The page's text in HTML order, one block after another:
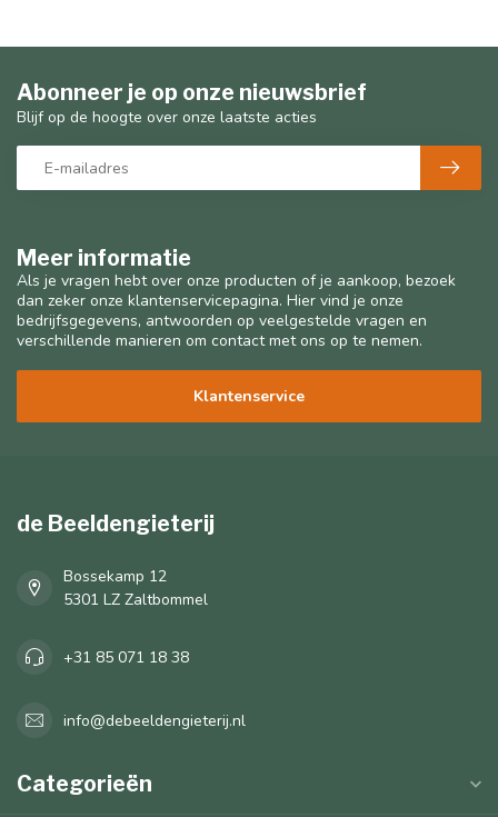
Meer informatie
Als je vragen hebt over onze producten of je aankoop, bezoek
dan zeker onze klantenservicepagina. Hier vind je onze
bedrijfsgegevens, antwoorden op veelgestelde vragen en
verschillende manieren om contact met ons op te nemen.
Klantenservice
Abonneer je op onze nieuwsbrief
Blijf op de hoogte over onze laatste acties
de Beeldengieterij
Bossekamp 12
5301 LZ Zaltbommel
+31 85 071 18 38
info@debeeldengieterij.nl
Categorieën